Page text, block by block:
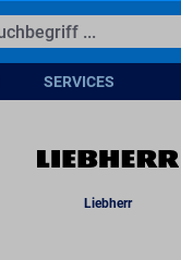
SERVICES
Liebherr